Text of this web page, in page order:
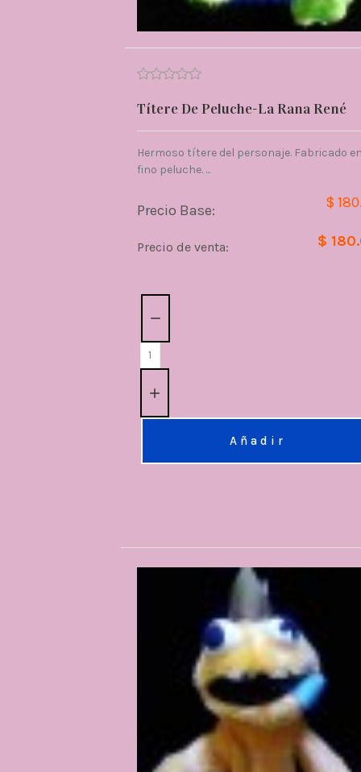
Títere De Peluche-La Rana René
Hermoso títere del personaje. Fabricado
fino peluche. ...
Precio Base: $
Precio de venta: $
Añadir